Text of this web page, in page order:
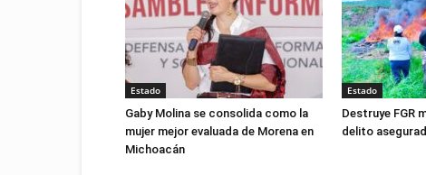
Estado
Gaby Molina se consolida como la
mujer mejor evaluada de Morena en
Michoacán
Estado
Destruye FGR
delito